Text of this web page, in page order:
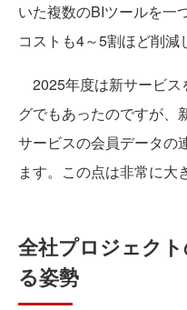
いた複数のBIツールを一
コストも4～5割ほど削減
2025年度は新サービス
グでもあったのですが、
サービスの会員データの
ます。この点は非常に大
全社プロジェク
る姿勢